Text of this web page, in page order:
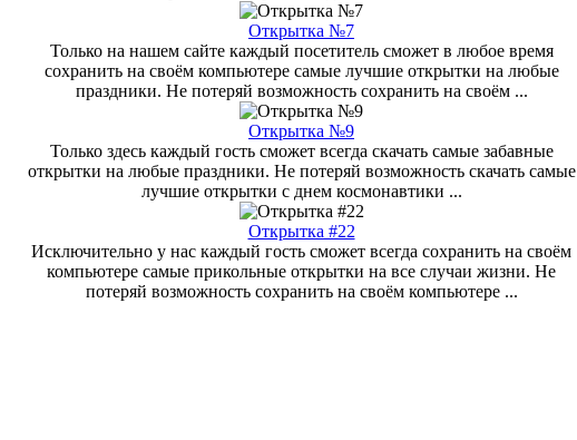
Открытка №7
Только на нашем сайте каждый посетитель сможет в любое время
сохранить на своём компьютере самые лучшие открытки на любые
праздники. Не потеряй возможность сохранить на своём ...
Открытка №9
Только здесь каждый гость сможет всегда скачать самые забавные
открытки на любые праздники. Не потеряй возможность скачать самые
лучшие открытки с днем космонавтики ...
Открытка #22
Исключительно у нас каждый гость сможет всегда сохранить на своём
компьютере самые прикольные открытки на все случаи жизни. Не
потеряй возможность сохранить на своём компьютере ...